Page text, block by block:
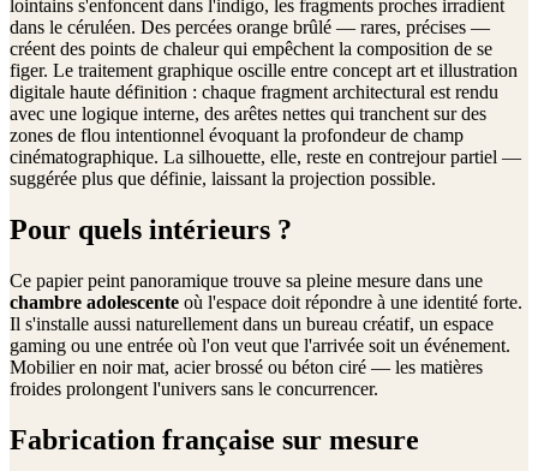
lointains s'enfoncent dans l'indigo, les fragments proches irradient
dans le céruléen. Des percées orange brûlé — rares, précises —
créent des points de chaleur qui empêchent la composition de se
figer. Le traitement graphique oscille entre concept art et illustration
digitale haute définition : chaque fragment architectural est rendu
avec une logique interne, des arêtes nettes qui tranchent sur des
zones de flou intentionnel évoquant la profondeur de champ
cinématographique. La silhouette, elle, reste en contrejour partiel —
suggérée plus que définie, laissant la projection possible.
Pour quels intérieurs ?
Ce papier peint panoramique trouve sa pleine mesure dans une
chambre adolescente où l'espace doit répondre à une identité forte.
Il s'installe aussi naturellement dans un bureau créatif, un espace
gaming ou une entrée où l'on veut que l'arrivée soit un événement.
Mobilier en noir mat, acier brossé ou béton ciré — les matières
froides prolongent l'univers sans le concurrencer.
Fabrication française sur mesure